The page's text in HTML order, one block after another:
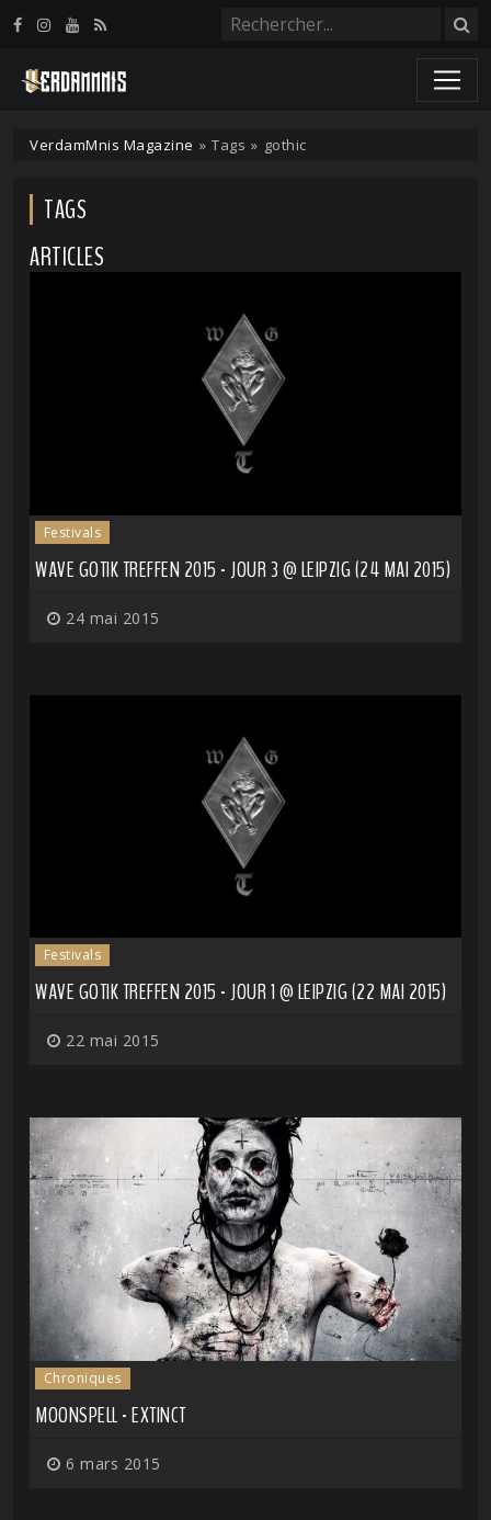
VerdamMnis Magazine » Tags » gothic
TAGS
ARTICLES
Festivals
WAVE GOTIK TREFFEN 2015 - JOUR 3 @ LEIPZIG (24 MAI 2015)
24 mai 2015
Festivals
WAVE GOTIK TREFFEN 2015 - JOUR 1 @ LEIPZIG (22 MAI 2015)
22 mai 2015
Chroniques
MOONSPELL - EXTINCT
6 mars 2015
Panneau de gestion des cookies